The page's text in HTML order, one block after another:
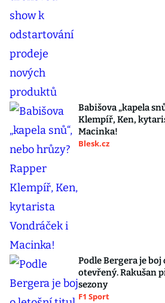
Babišova „kapela
Klempíř, Ken,
Macinka!
Blesk.cz
Podle Bergera je
otevřený. Rakušan
sezony
F1 Sport